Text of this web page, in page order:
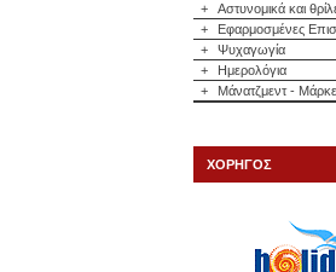
+
Αστυνομικά και
+
Εφαρμοσμένες
+
Ψυχαγωγία
+
Ημερολόγια
+
Μάνατζμεντ -
ΧΟΡΗΓΟΣ